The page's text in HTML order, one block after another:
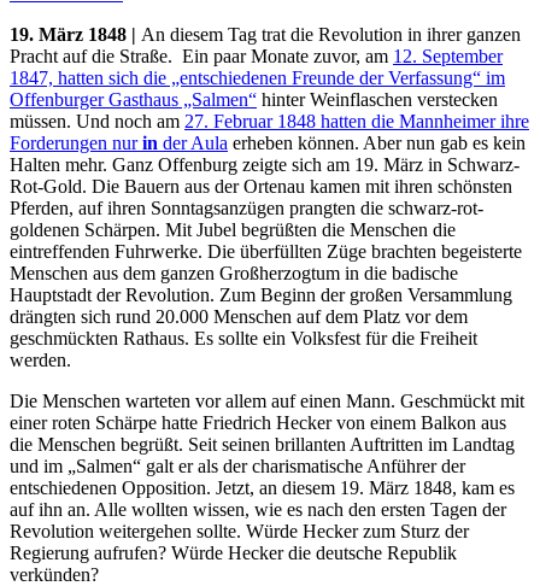
19. März 1848 | An diesem Tag trat die Revolution in ihrer ganzen
Pracht auf die Straße. Ein paar Monate zuvor, am 12. September
1847, hatten sich die „entschiedenen Freunde der Verfassung“ im
Offenburger Gasthaus „Salmen“ hinter Weinflaschen verstecken
müssen. Und noch am 27. Februar 1848 hatten die Mannheimer ihre
Forderungen nurin der Aula erheben können. Aber nun gab es kein
Halten mehr. Ganz Offenburg zeigte sich am 19. März in Schwarz-
Rot-Gold. Die Bauern aus der Ortenau kamen mit ihren schönsten
Pferden, auf ihren Sonntagsanzügen prangten die schwarz-rot-
goldenen Schärpen. Mit Jubel begrüßten die Menschen die
eintreffenden Fuhrwerke. Die überfüllten Züge brachten begeisterte
Menschen aus dem ganzen Großherzogtum in die badische
Hauptstadt der Revolution. Zum Beginn der großen Versammlung
drängten sich rund 20.000 Menschen auf dem Platz vor dem
geschmückten Rathaus. Es sollte ein Volksfest für die Freiheit
werden.
Die Menschen warteten vor allem auf einen Mann. Geschmückt mit
einer roten Schärpe hatte Friedrich Hecker von einem Balkon aus
die Menschen begrüßt. Seit seinen brillanten Auftritten im Landtag
und im „Salmen“ galt er als der charismatische Anführer der
entschiedenen Opposition. Jetzt, an diesem 19. März 1848, kam es
auf ihn an. Alle wollten wissen, wie es nach den ersten Tagen der
Revolution weitergehen sollte. Würde Hecker zum Sturz der
Regierung aufrufen? Würde Hecker die deutsche Republik
verkünden?